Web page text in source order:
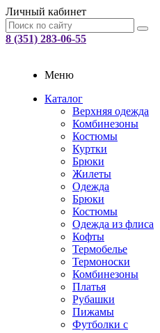
Личный кабинет
8 (351) 283-06-55
Меню
Каталог
Верхняя одежда
Комбинезоны
Костюмы
Куртки
Брюки
Жилеты
Одежда
Брюки
Костюмы
Одежда из флиса
Кофты
Термобелье
Термоноски
Комбинезоны
Платья
Рубашки
Пижамы
Футболки с